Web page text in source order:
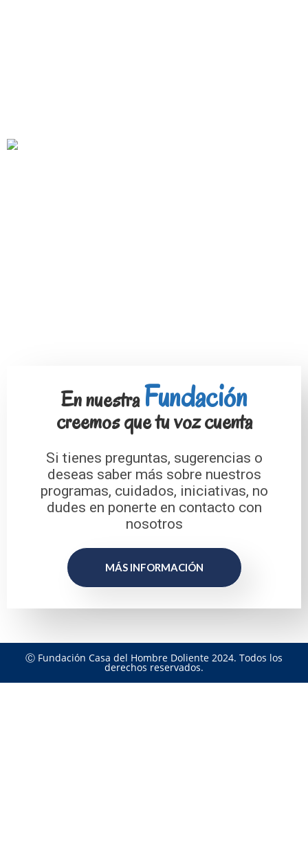
En nuestraFundación
creemos que tu voz cuenta
Si tienes preguntas, sugerencias o
deseas saber más sobre nuestros
programas, cuidados, iniciativas, no
dudes en ponerte en contacto con
nosotros
MÁS INFORMACIÓN
Ⓒ Fundación Casa del Hombre Doliente 2024. Todos los
derechos reservados.